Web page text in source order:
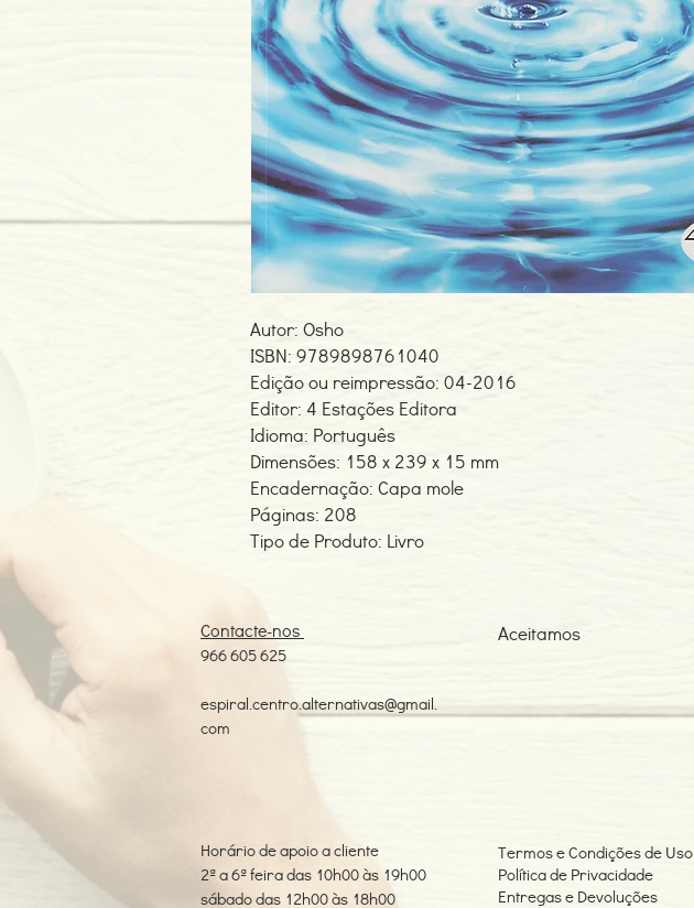
Autor: Osho
ISBN: 9789898761040
Edição ou reimpressão: 04-2016
Editor: 4 Estações Editora
Idioma: Português
Dimensões: 158 x 239 x 15 mm
Encadernação: Capa mole
Páginas: 208
Tipo de Produto: Livro
Contacte-nos
966 605 625
espiral.centro.alternativas@gmail.
com
Aceitamos
Horário de apoio a cliente
2ª a 6ª feira das 10h00 às 19h00
sábado das 12h00 às 18h00
Termos e Condições de Uso
Política de Privacidade
Entregas e Devoluções